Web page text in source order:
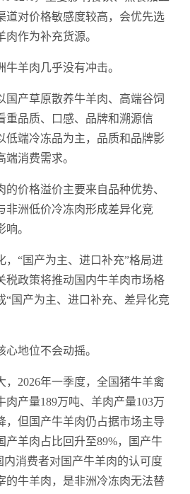
道对价格敏感度较高，会优先选
作为补充货源。
羊肉几乎没有冲击。
国产草原散养牛羊肉、高端谷饲
重品质、口感、品牌和溯源信
低端冷冻品为主，品质和品牌影
消费需求。
价格溢价主要来自品种优势、
非洲低价冷冻肉形成差异化竞
。
，“国产为主、进口补充”格局进
税政策将推动国内牛羊肉市场格
“国产为主、进口补充、差异化竞
地位不会动摇。
，2026年一季度，全国猪牛羊禽
肉产量189万吨、羊肉产量103万
，但国产牛羊肉仍占据市场主导
产羊肉占比回升至89%，国产牛
内消费者对国产牛羊肉的认可度
的牛羊肉，是非洲冷冻肉无法替